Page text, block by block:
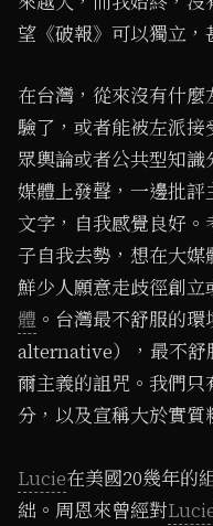
望《破報》可以獨立，
在台灣，從來沒有什
驗了，或者能被左派
眾輿論或者公共型知
媒體上發聲，一邊批
文字，自我感覺良好
子自我去勢，想在大媒
鮮少人願意走歧徑創
體 。台灣最不舒服的
alternative），最不舒
爾主義的詛咒。我們
分，以及宣稱大於實質
Lucie在美國20幾年的
絀。周恩來曾經對